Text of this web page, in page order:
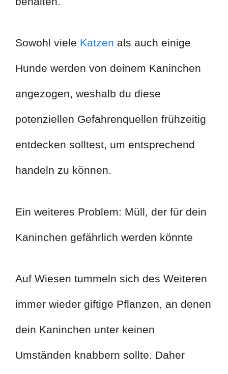
Sowohl viele Katzen als auch einige
Hunde werden von deinem Kaninchen
angezogen, weshalb du diese
potenziellen Gefahrenquellen frühzeitig
entdecken solltest, um entsprechend
handeln zu können.
Ein weiteres Problem: Müll, der für dein
Kaninchen gefährlich werden könnte
Auf Wiesen tummeln sich des Weiteren
immer wieder giftige Pflanzen, an denen
dein Kaninchen unter keinen
Umständen knabbern sollte. Daher